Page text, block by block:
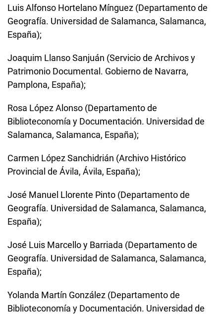
Luis Alfonso Hortelano Mínguez (Departamento de
Geografía. Universidad de Salamanca, Salamanca,
España);
Joaquim Llanso Sanjuán (Servicio de Archivos y
Patrimonio Documental. Gobierno de Navarra,
Pamplona, España);
Rosa López Alonso (Departamento de
Biblioteconomía y Documentación. Universidad de
Salamanca, Salamanca, España);
Carmen López Sanchidrián (Archivo Histórico
Provincial de Ávila, Ávila, España);
José Manuel Llorente Pinto (Departamento de
Geografía. Universidad de Salamanca, Salamanca,
España);
José Luis Marcello y Barriada (Departamento de
Geografía. Universidad de Salamanca, Salamanca,
España);
Yolanda Martín González (Departamento de
Biblioteconomía y Documentación. Universidad de